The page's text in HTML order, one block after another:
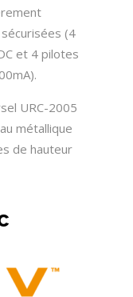
(4
et 4 pilotes
URC-2005
métallique
de hauteur